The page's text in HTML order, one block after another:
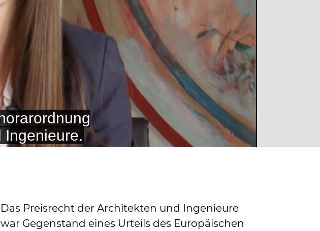
Das Preisrecht der Architekten und Ingenieure
war Gegenstand eines Urteils des Europäischen